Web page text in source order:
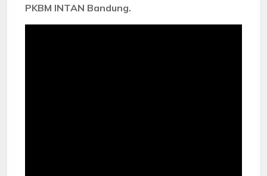
PKBM INTAN Bandung.